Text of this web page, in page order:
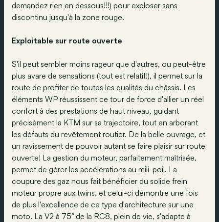
demandez rien en dessous!!!) pour exploser sans
discontinu jusqu'à la zone rouge.
Exploitable sur route ouverte
S'il peut sembler moins rageur que d'autres, ou peut-être
plus avare de sensations (tout est relatif!), il permet sur la
route de profiter de toutes les qualités du châssis. Les
éléments WP réussissent ce tour de force d'allier un réel
confort à des prestations de haut niveau, guidant
précisément la KTM sur sa trajectoire, tout en arborant
les défauts du revêtement routier. De la belle ouvrage, et
un ravissement de pouvoir autant se faire plaisir sur route
ouverte! La gestion du moteur, parfaitement maîtrisée,
permet de gérer les accélérations au mili-poil. La
coupure des gaz nous fait bénéficier du solide frein
moteur propre aux twins, et celui-ci démontre une fois
de plus l'excellence de ce type d'architecture sur une
moto. La V2 à 75° de la RC8, plein de vie, s'adapte à